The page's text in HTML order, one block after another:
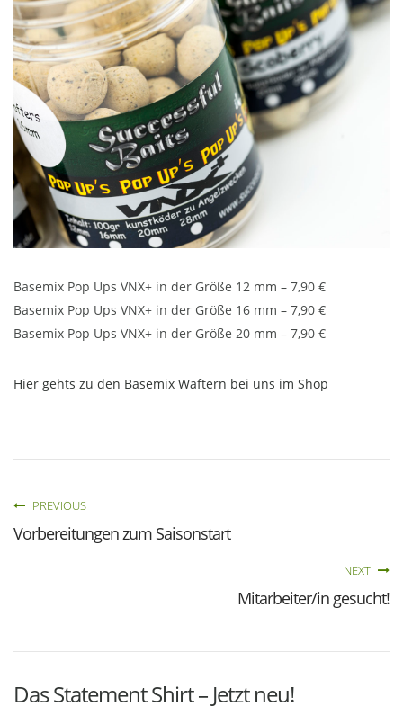
Basemix Pop Ups VNX+ in der Größe 12 mm – 7,90 €
Basemix Pop Ups VNX+ in der Größe 16 mm – 7,90 €
Basemix Pop Ups VNX+ in der Größe 20 mm – 7,90 €
Hier gehts zu den Basemix Waftern bei uns im Shop
PREVIOUS
Vorbereitungen zum Saisonstart
NEXT
Mitarbeiter/in gesucht!
Das Statement Shirt – Jetzt neu!